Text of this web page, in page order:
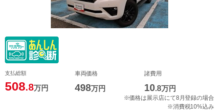
支払総額
508.8万円
車両価格
498万円
諸費用
10.8万円
※価格は展示店にて8月登録の場合
※消費税10%込み